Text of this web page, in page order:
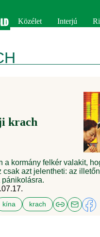
Közélet Interjú
krach
a kormány felkér valakit,
csak azt jelentheti: az
pánikolásra.
kína krach